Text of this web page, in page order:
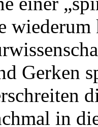
wiederum
Gerken
in